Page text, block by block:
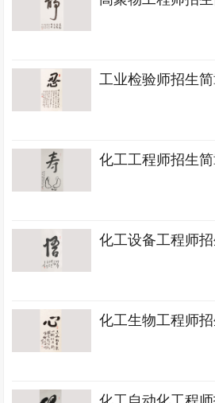
工业检验师招生
化工工程师招生
化工设备工程师
化工生物工程师